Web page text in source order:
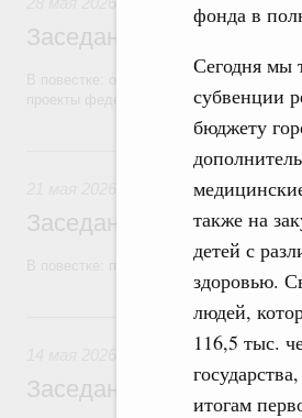
фонда в
Сегодня мы
субвенции
бюджету
также на
детей с
здоровью.
людей,
116,5 тыс.
итогам
Заседание
В повестке: об исполнении бюджетов
проекты федеральных законов.
Заседание
В повестке: проекты федеральных
Заседание